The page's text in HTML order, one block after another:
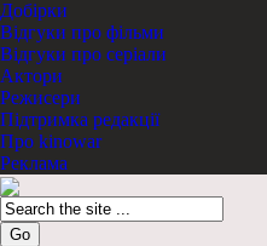
Добірки
Відгуки про фільми
Відгуки про серіали
Актори
Режисери
Підтримка редакції
Про kinowar
Реклама
Go